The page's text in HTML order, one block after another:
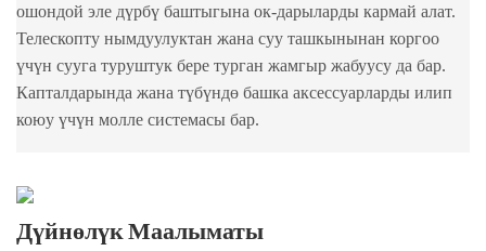
ошондой эле дүрбү баштыгына ок-дарыларды кармай алат.
Телескопту нымдуулуктан жана суу ташкынынан коргоо
үчүн сууга туруштук бере турган жамгыр жабуусу да бар.
Капталдарында жана түбүндө башка аксессуарларды илип
коюу үчүн молле системасы бар.
Дүйнөлүк Маалыматы